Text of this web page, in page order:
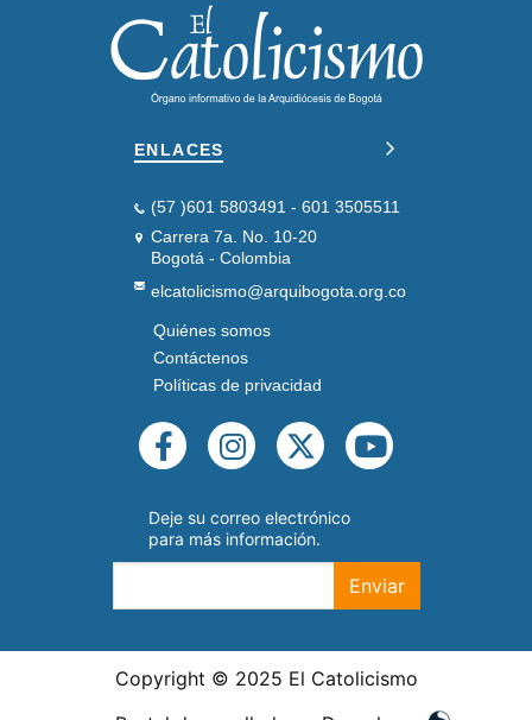
ENLACES
(57 )601 5803491 - 601 3505511
Carrera 7a. No. 10-20
Bogotá - Colombia
elcatolicismo@arquibogota.org.co
PIE
DE
PÁGINA
SEGUNDO
Quiénes somos
Contáctenos
Políticas de privacidad
REDES
SOCIALES
Deje su correo electrónico
para más información.
Enviar
Copyright © 2025 El Catolicismo